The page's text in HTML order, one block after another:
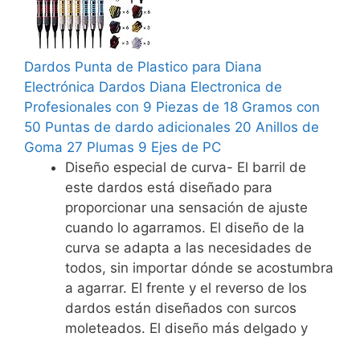
Dardos Punta de Plastico para Diana
Electrónica Dardos Diana Electronica de
Profesionales con 9 Piezas de 18 Gramos con
50 Puntas de dardo adicionales 20 Anillos de
Goma 27 Plumas 9 Ejes de PC
Diseño especial de curva- El barril de
este dardos está diseñado para
proporcionar una sensación de ajuste
cuando lo agarramos. El diseño de la
curva se adapta a las necesidades de
todos, sin importar dónde se acostumbra
a agarrar. El frente y el reverso de los
dardos están diseñados con surcos
moleteados. El diseño más delgado y